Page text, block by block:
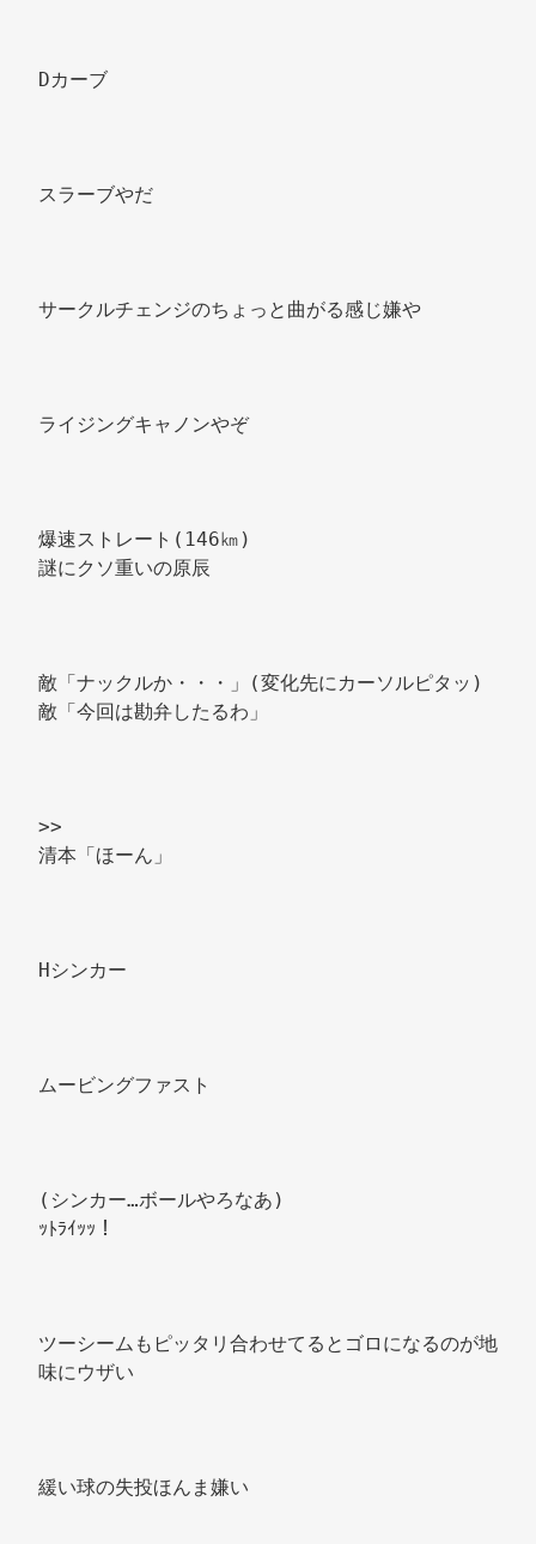
Dカーブ
スラーブやだ
サークルチェンジのちょっと曲がる感じ嫌や
ライジングキャノンやぞ
爆速ストレート(146㎞)
謎にクソ重いの原辰
敵「ナックルか・・・」(変化先にカーソルピタッ)
敵「今回は勘弁したるわ」
>>
清本「ほーん」
Hシンカー
ムービングファスト
(シンカー…ボールやろなあ)
ｯﾄﾗｲｯｯ！
ツーシームもピッタリ合わせてるとゴロになるのが地
味にウザい
緩い球の失投ほんま嫌い